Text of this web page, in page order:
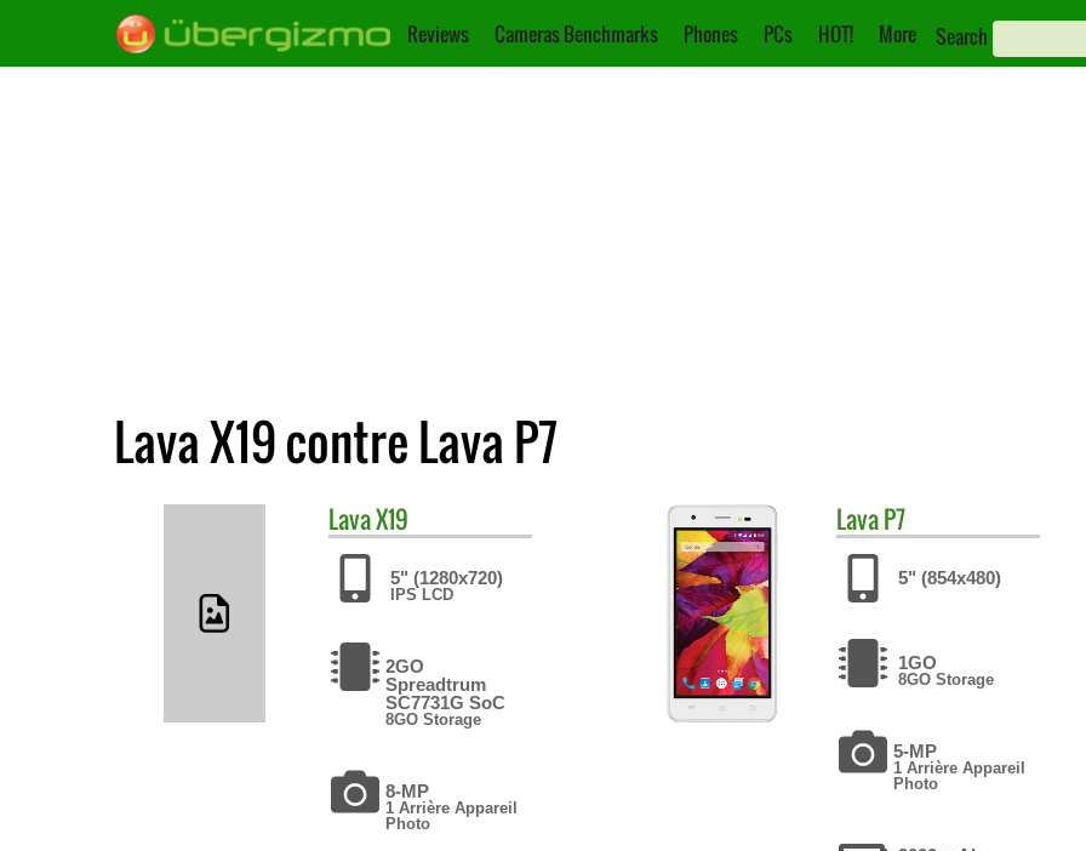
Reviews Cameras Benchmarks Phones PCs HOT! More Search
Lava X19 contre Lava P7
LavaX19
5" (1280x720)
IPS LCD
2GO
Spreadtrum
SC7731G SoC
8GO Storage
8-MP
1 Arrière Appareil
Photo
LavaP7
5" (854x480)
1GO
8GO Storage
5-MP
1 Arrière Appareil
Photo